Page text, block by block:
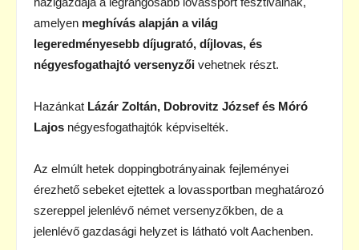
amelyen meghívás alapján a világ
legeredményesebb díjugrató, díjlovas, és
négyesfogathajtó versenyzői vehetnek részt.
Hazánkat Lázár Zoltán, Dobrovitz József és Móró
Lajos négyesfogathajtók képviselték.
Az elmúlt hetek doppingbotrányainak fejleményei
érezhető sebeket ejtettek a lovassportban meghatározó
szereppel jelenlévő német versenyzőkben, de a
jelenlévő gazdasági helyzet is látható volt Aachenben.